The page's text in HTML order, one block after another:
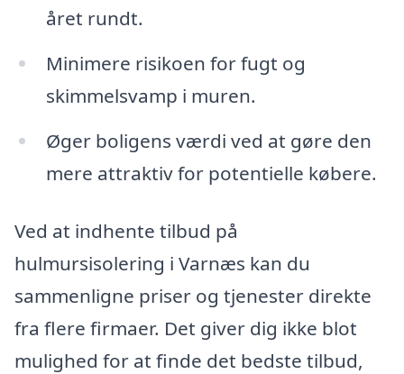
året rundt.
Minimere risikoen for fugt og
skimmelsvamp i muren.
Øger boligens værdi ved at gøre den
mere attraktiv for potentielle købere.
Ved at indhente tilbud på
hulmursisolering i Varnæs kan du
sammenligne priser og tjenester direkte
fra flere firmaer. Det giver dig ikke blot
mulighed for at finde det bedste tilbud,